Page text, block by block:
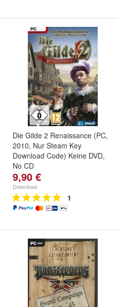
Die Gilde 2 Renaissance (PC,
2010, Nur Steam Key
Download Code) Keine DVD,
No CD
9,90 €
Download
1